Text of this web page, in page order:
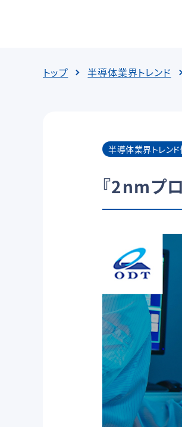
トップ 半導体業界トレンド
半導体業界トレン
『2nmプ